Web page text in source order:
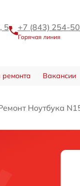
5 +7 (843) 254-
Горячая линия
Вакансии
Ноутбука